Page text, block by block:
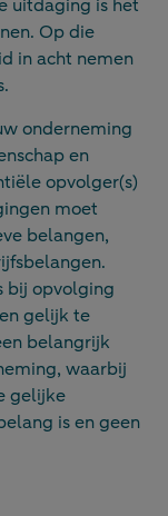
uitdaging is het
Op die
in acht nemen
onderneming
en
opvolger(s)
moet
belangen,
bij opvolging
gelijk te
belangrijk
waarbij
gelijke
is en geen